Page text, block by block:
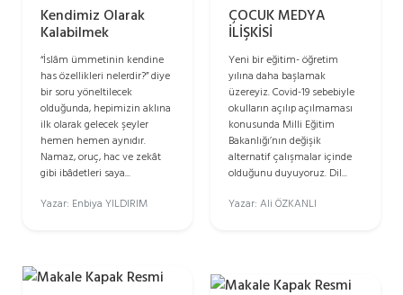
Kendimiz Olarak
Kalabilmek
“İslâm ümmetinin kendine
has özellikleri nelerdir?” diye
bir soru yöneltilecek
olduğunda, hepimizin aklına
ilk olarak gelecek şeyler
hemen hemen aynıdır.
Namaz, oruç, hac ve zekât
gibi ibâdetleri saya...
Yazar: Enbiya YILDIRIM
ÇOCUK MEDYA
İLİŞKİSİ
Yeni bir eğitim- öğretim
yılına daha başlamak
üzereyiz. Covid-19 sebebiyle
okulların açılıp açılmaması
konusunda Milli Eğitim
Bakanlığı’nın değişik
alternatif çalışmalar içinde
olduğunu duyuyoruz. Dil...
Yazar: Ali ÖZKANLI